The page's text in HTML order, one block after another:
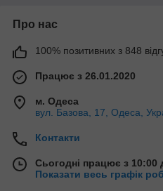
Про нас
100% позитивних з 848
Працює з 26.01.2020
м. Одеса
вул. Базова, 17, Одеса,
Контакти
Сьогодні працює з 10:00
Показати весь графік